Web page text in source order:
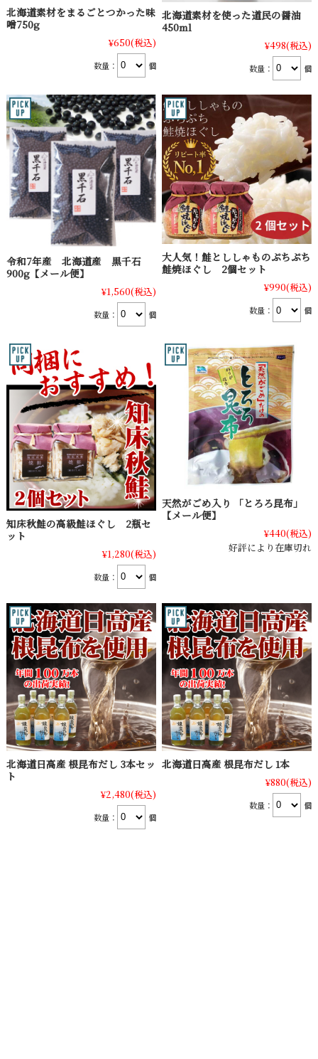
北海道素材をまるごとつかった味
噌750g
¥650(税込)
数量： 個
北海道素材を使った道民の醤油
450ml
¥498(税込)
数量： 個
令和7年産 北海道産 黒千石
900g【メール便】
¥1,560(税込)
数量： 個
大人気！鮭とししゃものぷちぷち
鮭焼ほぐし 2個セット
¥990(税込)
数量： 個
知床秋鮭の高級鮭ほぐし 2瓶セ
ット
¥1,280(税込)
数量： 個
天然がごめ入り 「とろろ昆布」
【メール便】
¥440(税込)
好評により在庫切れ
北海道日高産 根昆布だし 3本セッ
ト
¥2,480(税込)
数量： 個
北海道日高産 根昆布だし 1本
¥880(税込)
数量： 個